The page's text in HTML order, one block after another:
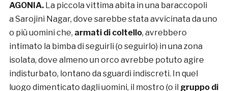
AGONIA.La piccola vittima abita in una baraccopoli
a Sarojini Nagar, dove sarebbe stata avvicinata da uno
o più uomini che, armati di coltello, avrebbero
intimato la bimba di seguirli (o seguirlo) in una zona
isolata, dove almeno un orco avrebbe potuto agire
indisturbato, lontano da sguardi indiscreti. In quel
luogo dimenticato dagli uomini, il mostro (o il gruppo di